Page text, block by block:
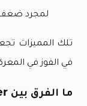
لمجرد ضعف
تلك المميزات
في الفوز في